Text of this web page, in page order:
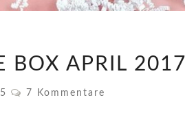
BOX APRIL 2017
Kommentare
7 Kommentare